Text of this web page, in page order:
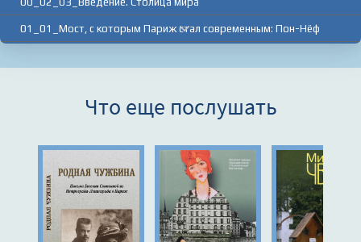
01_01_Мост, с которым Париж стал современным: Пон-Нёф
02_01_«Сияние Города Света»: площадь Вогезов
03_«Сказочный остров»: остров Сен-Луи
04_01_Город революции: Фронда
04_02_Город революции: Фронда
Что еще послушать